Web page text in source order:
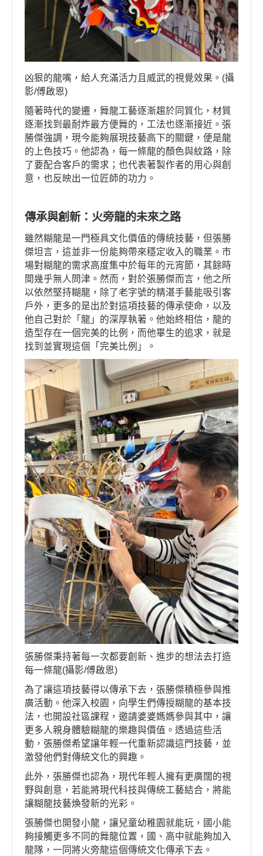
凶狠的龍嘴，給人充滿活力且威武的視覺效果。(攝
影/傅啟恩)
隨著時代的變遷，舞龍工藝逐漸趨於同質化，材質
逐漸找到最耐炸最方便舞的，工法也逐漸接近。張
勝傑強調，現今能夠展現技藝高下的關鍵，便是龍
的上色技巧。他認為，每一條龍的顏色與紋路，除
了要配合客戶的需求；也代表著製作者的用心與創
意，也反映出一位匠師的功力。
傳承與創新：火旁龍的未來之路
雖然糊龍是一門極具文化價值的傳統技藝，但張勝
傑坦言，這並非一份能夠帶來穩定收入的職業。市
場對糊龍的需求高度集中於每年的元宵節，其餘時
間幾乎無人問津。然而，對於張勝傑而言，他之所
以依然堅持糊龍，除了老字號的精湛手藝能吸引客
戶外，更多的是出於對這項技藝的傳承使命，以及
他自己對於「龍」的深厚執著。他始終相信，龍的
造型存在一個完美的比例，而他畢生的追求，就是
找到並實現這個「完美比例」。
張勝傑秉持著每一次都要創新、進步的想法去打造
每一條龍(攝影/傅啟恩)
為了讓這項技藝得以傳承下去，張勝傑積極參與推
廣活動。他深入校園，向學生們傳授糊龍的基本技
法，也開設社區課程，邀請婆婆媽媽參與其中，讓
更多人親身體驗糊龍的樂趣與價值。透過這些活
動，張勝傑希望讓年輕一代重新認識這門技藝，並
激發他們對傳統文化的興趣。
此外，張勝傑也認為，現代年輕人擁有更廣闊的視
野與創意，若能將現代科技與傳統工藝結合，將能
讓糊龍技藝煥發新的光彩。
張勝傑也開發小龍，讓兒童幼稚園就能玩，國小能
夠接觸更多不同的舞龍位置，國、高中就能夠加入
龍隊，一同將火旁龍這個傳統文化傳承下去。